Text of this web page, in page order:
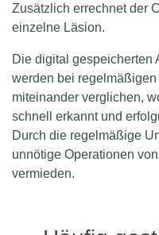
Zusätzlich errechnet der
einzelne Läsion.
Die digital gespeicherten
werden bei
miteinander verglichen,
schnell erkannt und
Durch die regelmäßige
unnötige Operationen
vermieden.